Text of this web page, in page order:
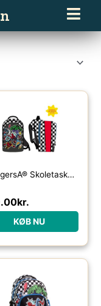
AvengersÂ® Skoletaske Sort
kr.
KØB NU